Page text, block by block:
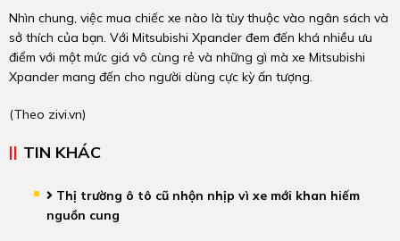
Nhìn chung, việc mua chiếc xe nào là tùy thuộc vào ngân sách và
sở thích của bạn. Với Mitsubishi Xpander đem đến khá nhiều ưu
điểm với một mức giá vô cùng rẻ và những gì mà xe Mitsubishi
Xpander mang đến cho người dùng cực kỳ ấn tượng.
(Theo zivi.vn)
TIN KHÁC
Thị trường ô tô cũ nhộn nhịp vì xe mới khan hiếm
nguồn cung